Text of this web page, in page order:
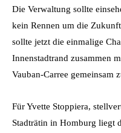
Die Verwaltung sollte
kein Rennen um die
sollte jetzt die einmalige
Innenstadtrand zusammen
Vauban-Carree gemeinsam
Für Yvette Stoppiera,
Stadträtin in Homburg liegt